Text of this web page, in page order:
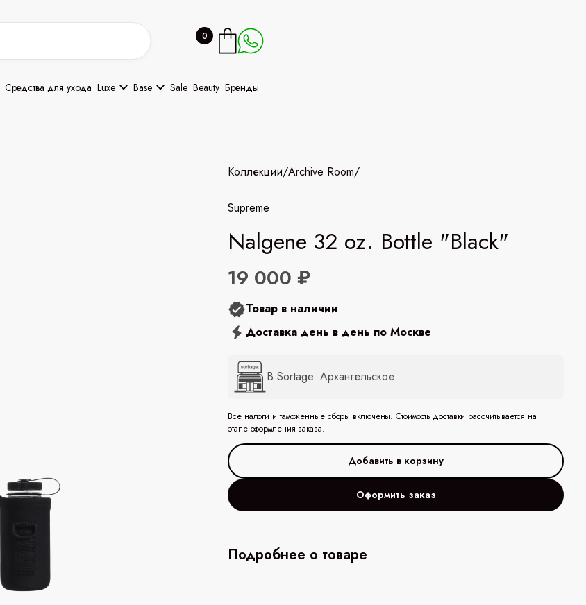
0
Средства для ухода Luxe Base Sale Beauty Бренды
Коллекции/Archive Room/
Supreme
Nalgene 32 oz. Bottle "Black"
19 000 ₽
Товар в наличии
Доставка день в день по Москве
В Sortage. Архангельское
Все налоги и таможенные сборы включены. Стоимость доставки рассчитывается на
этапе оформления заказа.
Оформить заказ
Подробнее о товаре